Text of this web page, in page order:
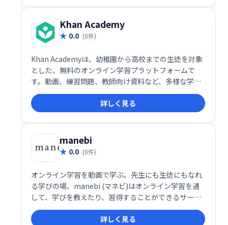
Khan Academy
0.0 (0件)
Khan Academyは、幼稚園から高校までの生徒を対象
とした、無料のオンライン学習プラットフォームで
す。動画、練習問題、教師向け資料など、多様な学習
リソースを提供し、様々な科目の学習をサポートしま
す。毎月4000万人以上の生徒が利用しており、補足学
習や家庭学習に最適です。寄付によって運営されてい
る非営利団体です。
詳しく見る
manebi
0.0 (0件)
オンライン学習を動画で学ぶ。先生にも生徒にもなれ
る学びの場、manebi (マネビ)はオンライン学習を通
して、学びを教えたり、習得することができるサービ
ス
詳しく見る